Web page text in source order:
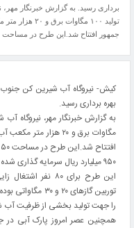
برداری رسید. به گزارش خبرنگار
تولید ۱۰۰
جمهور افتتاح شد.این طرح در
کیش- نیروگاه آب شیرین کن
بهره برداری رسید.
مگاوات برق و ۲۰
۹۵۰ میلیارد ریال سرمایه گذاری شده است.
این طرح برای ۸۰
توربین گازهای
را جهت تولید بخشی از ظرفیت آب
همچنین عصر امروز پارک آبی در